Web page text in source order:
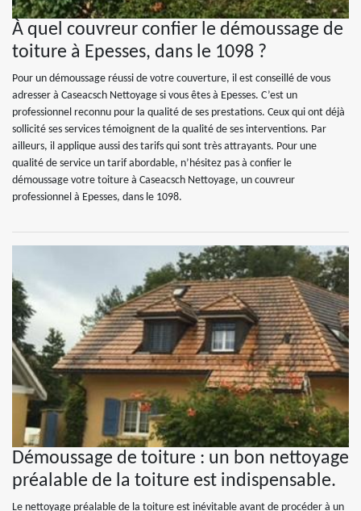
À quel couvreur confier le démoussage de
toiture à Epesses, dans le 1098 ?
Pour un démoussage réussi de votre couverture, il est conseillé de vous
adresser à Caseacsch Nettoyage si vous êtes à Epesses. C’est un
professionnel reconnu pour la qualité de ses prestations. Ceux qui ont déjà
sollicité ses services témoignent de la qualité de ses interventions. Par
ailleurs, il applique aussi des tarifs qui sont très attrayants. Pour une
qualité de service un tarif abordable, n’hésitez pas à confier le
démoussage votre toiture à Caseacsch Nettoyage, un couvreur
professionnel à Epesses, dans le 1098.
Démoussage de toiture : un bon nettoyage
préalable de la toiture est indispensable.
Le nettoyage préalable de la toiture est inévitable avant de procéder à un